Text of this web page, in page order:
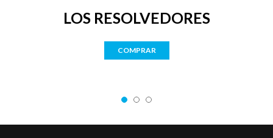
LOS RESOLVEDORES
COMPRAR